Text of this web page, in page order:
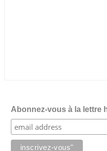
Abonnez-vous à la lettre